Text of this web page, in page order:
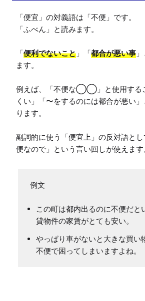
「便宜」の対義語は「不便」です。
「ふべん」と読みます。
「便利でないこと 」「都合が悪い事
ます。
例えば、「不便な◯◯」と使用する
くい」「〜をするのには都合が悪い
ります。
副詞的に使う「便宜上」の反対語と
便なので」という言い回しが使えます
この町は都内出るのに不便だと
貸物件の家賃がとても安い。
やっぱり車がないと大きな買い
不便で困ってしまいますよね。